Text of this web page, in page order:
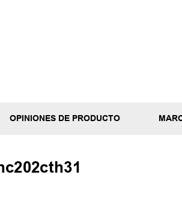
OPINIONES DE PRODUCTO